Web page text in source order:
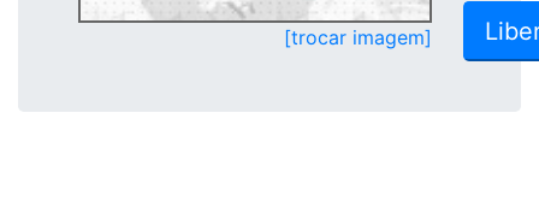
[trocar imagem]